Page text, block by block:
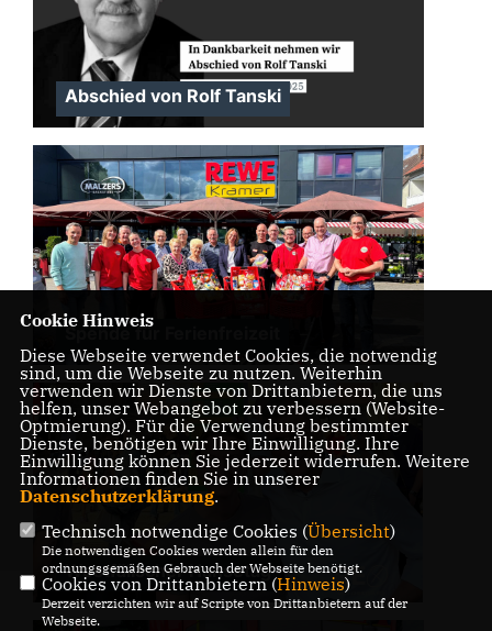
Abschied von Rolf Tanski
Spende für Ferienfreizeit
Westfälischer Hansetag
Cookie Hinweis
Diese Webseite verwendet Cookies, die notwendig
sind, um die Webseite zu nutzen. Weiterhin
verwenden wir Dienste von Drittanbietern, die uns
helfen, unser Webangebot zu verbessern (Website-
Optmierung). Für die Verwendung bestimmter
Dienste, benötigen wir Ihre Einwilligung. Ihre
Einwilligung können Sie jederzeit widerrufen. Weitere
Informationen finden Sie in unserer
Datenschutzerklärung.
Technisch notwendige Cookies (Übersicht)
Die notwendigen Cookies werden allein für den
ordnungsgemäßen Gebrauch der Webseite benötigt.
Cookies von Drittanbietern (Hinweis)
Derzeit verzichten wir auf Scripte von Drittanbietern auf der
Webseite.